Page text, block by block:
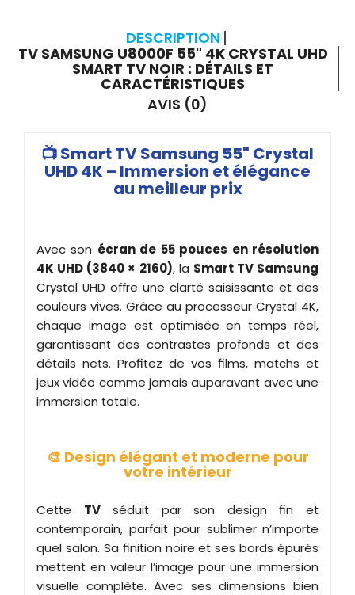
DESCRIPTION
TV SAMSUNG U8000F 55" 4K CRYSTAL UHD
SMART TV NOIR : DÉTAILS ET
CARACTÉRISTIQUES
AVIS (0)
📺 Smart TV Samsung 55" Crystal
UHD 4K – Immersion et élégance
au meilleur prix
Avec son écran de 55 pouces en résolution
4K UHD (3840 × 2160), la Smart TV Samsung
Crystal UHD offre une clarté saisissante et des
couleurs vives. Grâce au processeur Crystal 4K,
chaque image est optimisée en temps réel,
garantissant des contrastes profonds et des
détails nets. Profitez de vos films, matchs et
jeux vidéo comme jamais auparavant avec une
immersion totale.
🎨 Design élégant et moderne pour
votre intérieur
Cette TVséduit par son design fin et
contemporain, parfait pour sublimer n’importe
quel salon. Sa finition noire et ses bords épurés
mettent en valeur l’image pour une immersion
visuelle complète. Avec ses dimensions bien